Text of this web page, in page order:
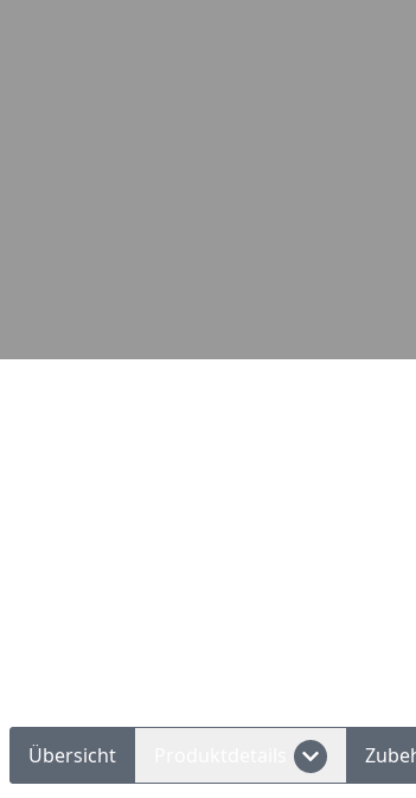
Übersicht